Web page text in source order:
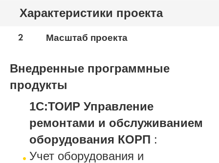
Характеристики проекта
2 Масштаб проекта
Внедренные программные
продукты
1С:ТОИР Управление
ремонтами и обслуживанием
оборудования КОРП :
Учет оборудования и